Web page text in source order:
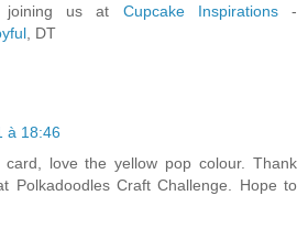
joining us at Cupcake Inspirations-
, DT
à 18:46
card, love the yellow pop colour. Thank
Polkadoodles Craft Challenge. Hope to